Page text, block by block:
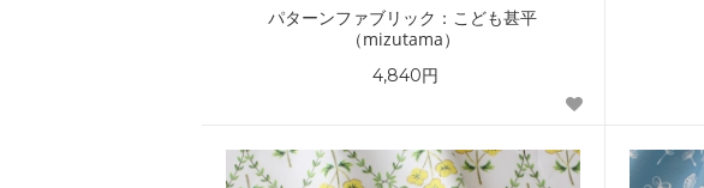
パターンファブリック：こども甚平
（mizutama）
4,840円